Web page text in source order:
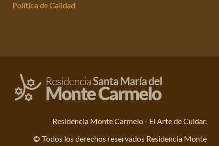
Política de Calidad
Residencia Monte Carmelo - El Arte de Cuidar.
© Todos los derechos reservados Residencia Monte